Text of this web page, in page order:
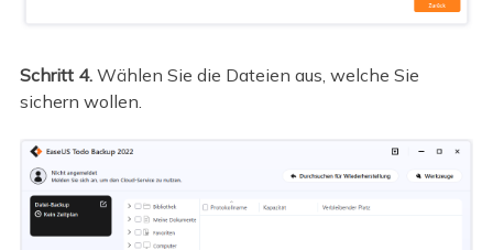
Schritt 4.Wählen Sie die Dateien aus, welche Sie
sichern wollen.